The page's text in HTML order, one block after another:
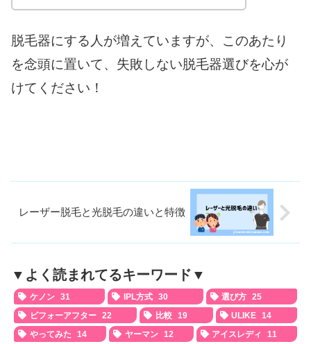
脱毛器にする人が増えていますが、このあたり
を念頭に置いて、失敗しない脱毛器選びを心が
けてください！
レーザー脱毛と光脱毛の違いと特徴
▼よく読まれてるキーワード▼
ケノン 31 IPL方式 30 選び方
25
ビフォーアフター 22 比較 19 ULIKE
14
やってみた
14 ヤーマン 12 アイスレディ
11